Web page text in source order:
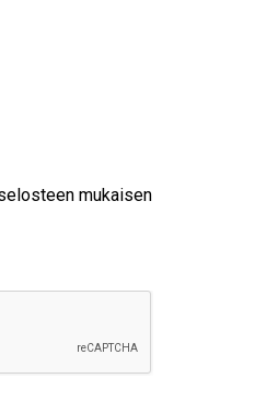
mukaisen